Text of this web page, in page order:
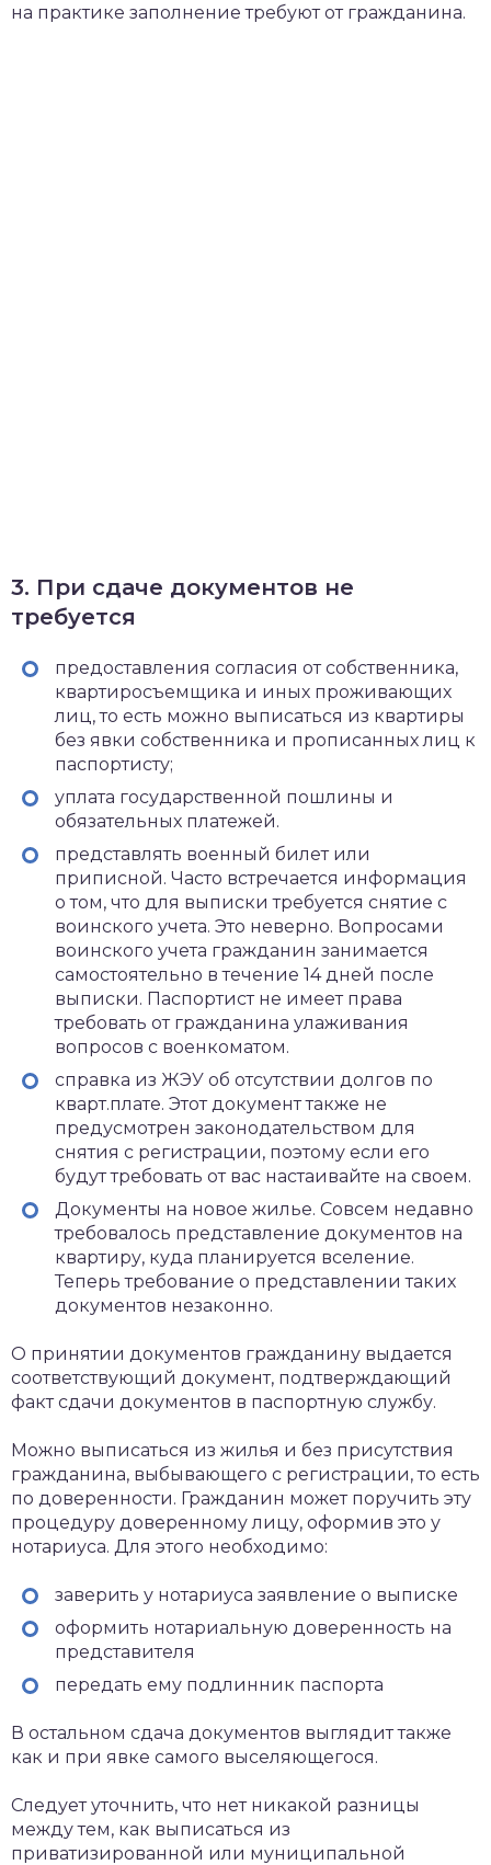
на практике заполнение требуют от гражданина.
3. При сдаче документов не
требуется
предоставления согласия от собственника,
квартиросъемщика и иных проживающих
лиц, то есть можно выписаться из квартиры
без явки собственника и прописанных лиц к
паспортисту;
уплата государственной пошлины и
обязательных платежей.
представлять военный билет или
приписной. Часто встречается информация
о том, что для выписки требуется снятие с
воинского учета. Это неверно. Вопросами
воинского учета гражданин занимается
самостоятельно в течение 14 дней после
выписки. Паспортист не имеет права
требовать от гражданина улаживания
вопросов с военкоматом.
справка из ЖЭУ об отсутствии долгов по
кварт.плате. Этот документ также не
предусмотрен законодательством для
снятия с регистрации, поэтому если его
будут требовать от вас настаивайте на своем.
Документы на новое жилье. Совсем недавно
требовалось представление документов на
квартиру, куда планируется вселение.
Теперь требование о представлении таких
документов незаконно.
О принятии документов гражданину выдается
соответствующий документ, подтверждающий
факт сдачи документов в паспортную службу.
Можно выписаться из жилья и без присутствия
гражданина, выбывающего с регистрации, то есть
по доверенности. Гражданин может поручить эту
процедуру доверенному лицу, оформив это у
нотариуса. Для этого необходимо:
заверить у нотариуса заявление о выписке
оформить нотариальную доверенность на
представителя
передать ему подлинник паспорта
В остальном сдача документов выглядит также
как и при явке самого выселяющегося.
Следует уточнить, что нет никакой разницы
между тем, как выписаться из
приватизированной или муниципальной